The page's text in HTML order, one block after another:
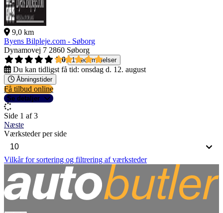
9,0 km
Byens Bilpleje.com - Søborg
Dynamovej 7 2860 Søborg
5,0
1 bedømmelser
Du kan tidligst få tid: onsdag d. 12. august
Åbningstider
Få tilbud online
Se detaljer
Side 1 af 3
Næste
Værksteder per side
Vilkår for sortering og filtrering af værksteder